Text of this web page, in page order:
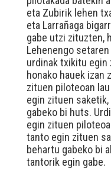
eta Zubirik lehen
eta Larrañaga
gabe utzi zituzten,
Lehenengo
urdinak txikitu egin
honako hauek izan
zituen piloteoan
egin zituen
gabeko bi huts.
egin zituen
tanto egin zituen
behartu gabeko bi
tantorik egin gabe.